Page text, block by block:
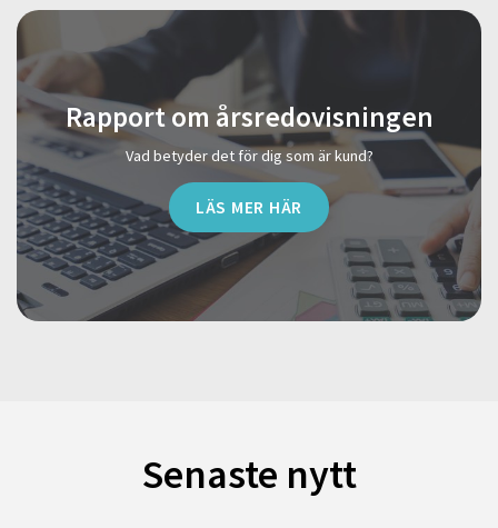
Rapport om årsredovisningen
Vad betyder det för dig som är kund?
LÄS MER HÄR
Senaste nytt